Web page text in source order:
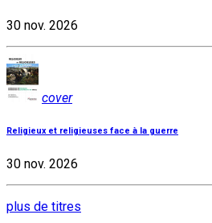
30 nov. 2026
cover
Religieux et religieuses face à la guerre
30 nov. 2026
plus de titres